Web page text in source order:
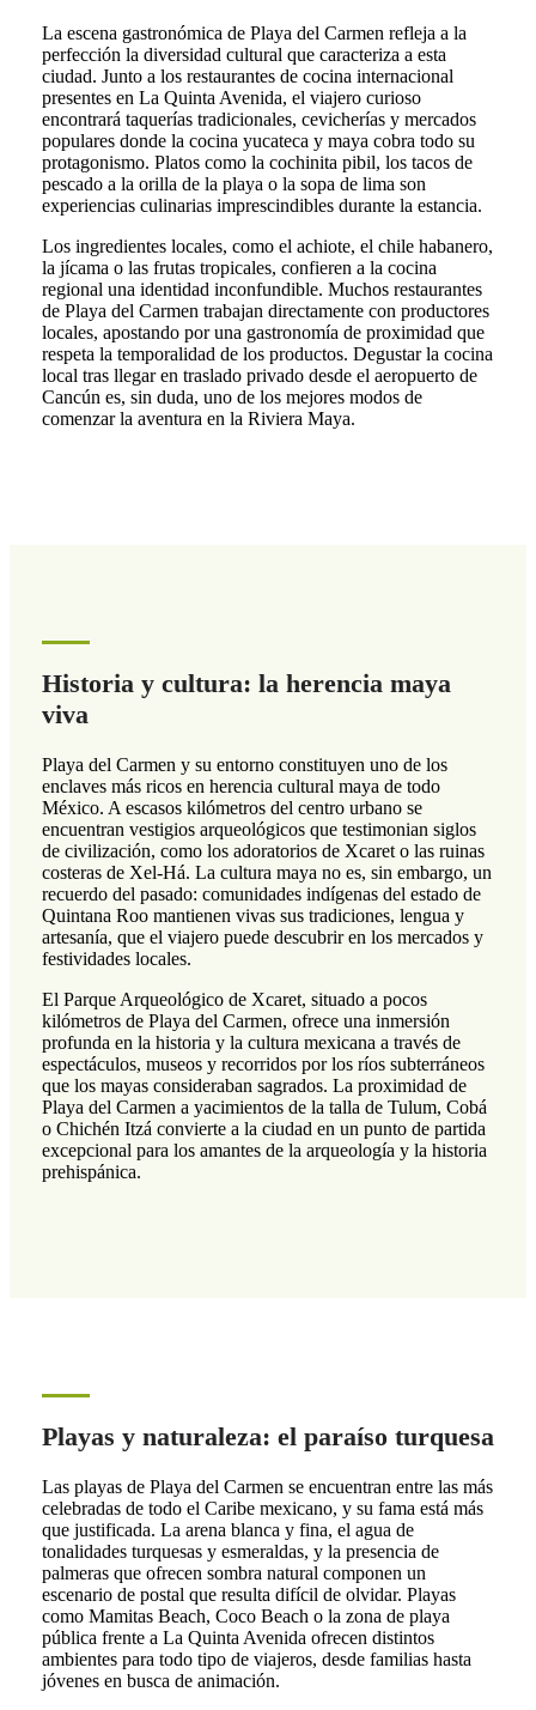
La escena gastronómica de Playa del Carmen refleja a la
perfección la diversidad cultural que caracteriza a esta
ciudad. Junto a los restaurantes de cocina internacional
presentes en La Quinta Avenida, el viajero curioso
encontrará taquerías tradicionales, cevicherías y mercados
populares donde la cocina yucateca y maya cobra todo su
protagonismo. Platos como la cochinita pibil, los tacos de
pescado a la orilla de la playa o la sopa de lima son
experiencias culinarias imprescindibles durante la estancia.
Los ingredientes locales, como el achiote, el chile habanero,
la jícama o las frutas tropicales, confieren a la cocina
regional una identidad inconfundible. Muchos restaurantes
de Playa del Carmen trabajan directamente con productores
locales, apostando por una gastronomía de proximidad que
respeta la temporalidad de los productos. Degustar la cocina
local tras llegar en traslado privado desde el aeropuerto de
Cancún es, sin duda, uno de los mejores modos de
comenzar la aventura en la Riviera Maya.
Historia y cultura: la herencia maya
viva
Playa del Carmen y su entorno constituyen uno de los
enclaves más ricos en herencia cultural maya de todo
México. A escasos kilómetros del centro urbano se
encuentran vestigios arqueológicos que testimonian siglos
de civilización, como los adoratorios de Xcaret o las ruinas
costeras de Xel-Há. La cultura maya no es, sin embargo, un
recuerdo del pasado: comunidades indígenas del estado de
Quintana Roo mantienen vivas sus tradiciones, lengua y
artesanía, que el viajero puede descubrir en los mercados y
festividades locales.
El Parque Arqueológico de Xcaret, situado a pocos
kilómetros de Playa del Carmen, ofrece una inmersión
profunda en la historia y la cultura mexicana a través de
espectáculos, museos y recorridos por los ríos subterráneos
que los mayas consideraban sagrados. La proximidad de
Playa del Carmen a yacimientos de la talla de Tulum, Cobá
o Chichén Itzá convierte a la ciudad en un punto de partida
excepcional para los amantes de la arqueología y la historia
prehispánica.
Playas y naturaleza: el paraíso turquesa
Las playas de Playa del Carmen se encuentran entre las más
celebradas de todo el Caribe mexicano, y su fama está más
que justificada. La arena blanca y fina, el agua de
tonalidades turquesas y esmeraldas, y la presencia de
palmeras que ofrecen sombra natural componen un
escenario de postal que resulta difícil de olvidar. Playas
como Mamitas Beach, Coco Beach o la zona de playa
pública frente a La Quinta Avenida ofrecen distintos
ambientes para todo tipo de viajeros, desde familias hasta
jóvenes en busca de animación.